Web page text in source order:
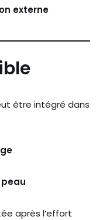
externe
être intégré dans
peau
après l’effort